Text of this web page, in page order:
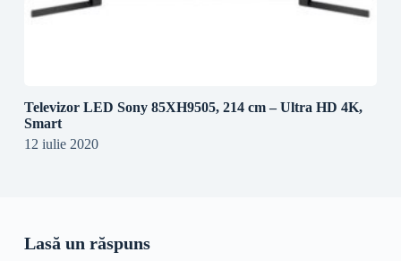
Televizor LED Sony 85XH9505, 214 cm – Ultra HD 4K,
Smart
12 iulie 2020
Lasă un răspuns